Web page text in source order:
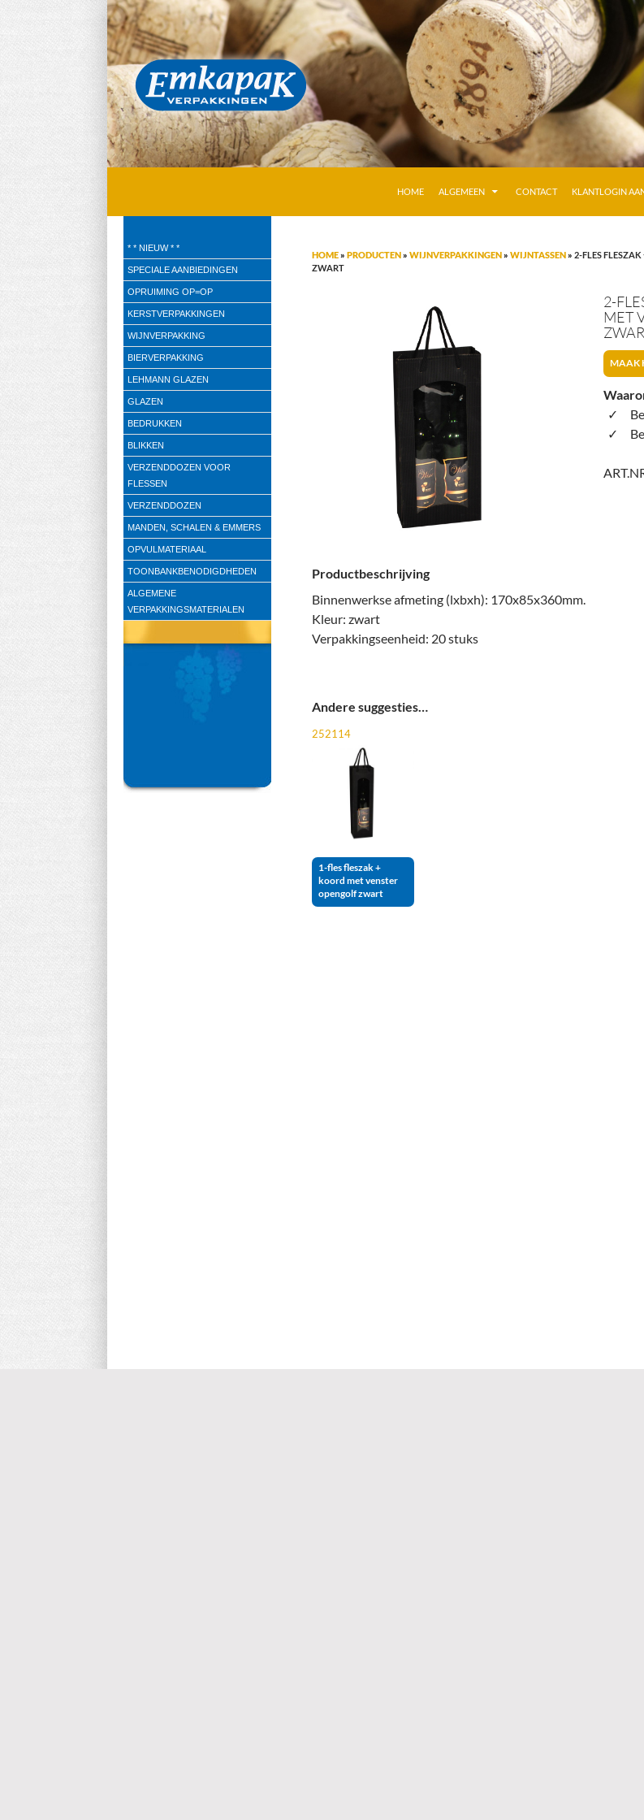
HOME
ALGEMEEN CONTACT KLANTLOGIN
HOME» PRODUCTEN» WIJNVERPAKKINGEN» WIJNTASSEN» 2-FLES
ZWART
2-
MET
MAAK
Productbeschrijving
Binnenwerkse afmeting (lxbxh): 170x85x360mm.
Kleur: zwart
Verpakkingseenheid: 20 stuks
Andere suggesties…
252114
1-fles fleszak +
koord met venster
opengolf zwart
Verpakkingen
* * NIEUW * *
SPECIALE AANBIEDINGEN
OPRUIMING OP=OP
KERSTVERPAKKINGEN
WIJNVERPAKKING
BIERVERPAKKING
LEHMANN GLAZEN
GLAZEN
BEDRUKKEN
BLIKKEN
VERZENDDOZEN VOOR
FLESSEN
VERZENDDOZEN
MANDEN, SCHALEN & EMMERS
OPVULMATERIAAL
TOONBANKBENODIGDHEDEN
ALGEMENE
VERPAKKINGSMATERIALEN